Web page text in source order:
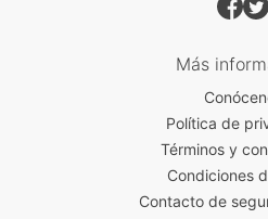
Más
Política de
Términos y
Condiciones
Contacto de